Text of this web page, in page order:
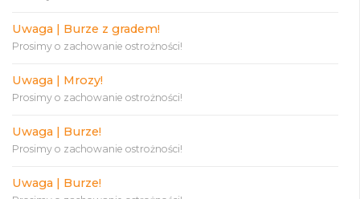
Uwaga | Burze z gradem!
Prosimy o zachowanie ostrożności!
Uwaga | Mrozy!
Prosimy o zachowanie ostrożności!
Uwaga | Burze!
Prosimy o zachowanie ostrożności!
Uwaga | Burze!